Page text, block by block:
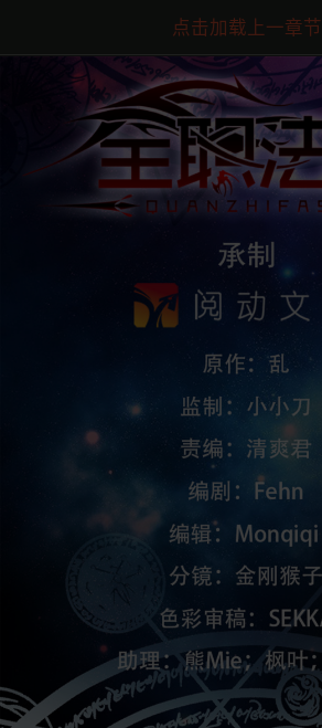
点击加载上一章节